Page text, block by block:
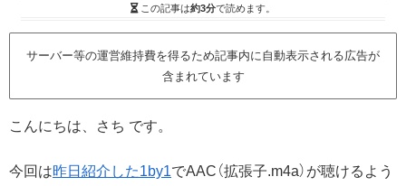
この記事は約3分で読めます。
サーバー等の運営維持費を得るため記事内に自動表示される広告が
含まれています
こんにちは、さち です。
今回は昨日紹介した1by1でAAC（拡張子.m4a）が聴けるよう